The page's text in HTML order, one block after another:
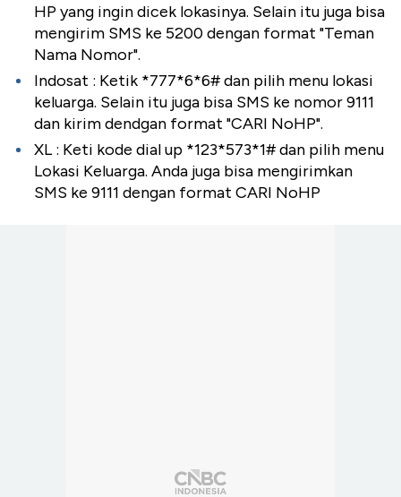
HP yang ingin dicek lokasinya. Selain itu juga bisa
mengirim SMS ke 5200 dengan format "Teman
Nama Nomor".
Indosat : Ketik *777*6*6# dan pilih menu lokasi
keluarga. Selain itu juga bisa SMS ke nomor 9111
dan kirim dendgan format "CARI NoHP".
XL : Keti kode dial up *123*573*1# dan pilih menu
Lokasi Keluarga. Anda juga bisa mengirimkan
SMS ke 9111 dengan format CARI NoHP